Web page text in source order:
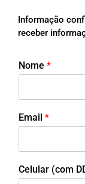
Informação
receber
Nome *
Email *
Celular (com